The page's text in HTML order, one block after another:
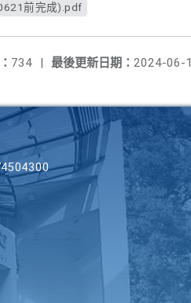
前完成).pdf
最後更新日期： 2024-06-
734 |